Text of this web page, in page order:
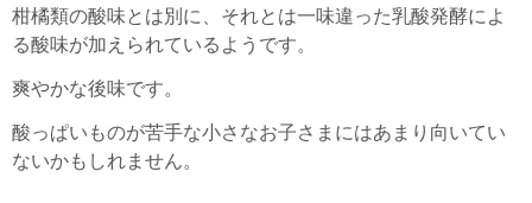
柑橘類の酸味とは別に、それとは一味違った乳酸発酵によ
る酸味が加えられているようです。
爽やかな後味です。
酸っぱいものが苦手な小さなお子さまにはあまり向いてい
ないかもしれません。